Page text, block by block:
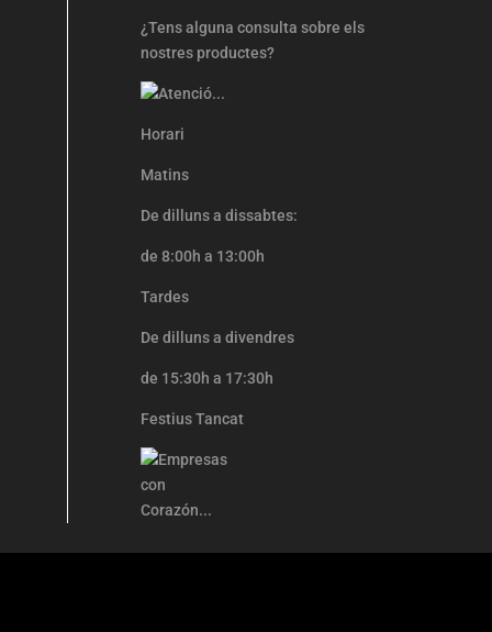
¿Tens alguna consulta sobre els
nostres productes?
Horari
Matins
De dilluns a dissabtes:
de 8:00h a 13:00h
Tardes
De dilluns a divendres
de 15:30h a 17:30h
Festius Tancat